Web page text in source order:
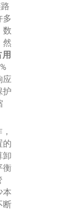
多
数
然
应
护
的
卸
衡
本
断